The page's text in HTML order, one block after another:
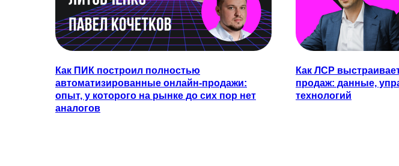
Как ПИК построил полностью
автоматизированные онлайн-продажи:
опыт, у которого на рынке до сих пор нет
аналогов
Как ЛСР
продаж: данные,
технологий